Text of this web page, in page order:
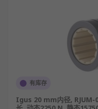
有库存
Igus 20 mm内径,